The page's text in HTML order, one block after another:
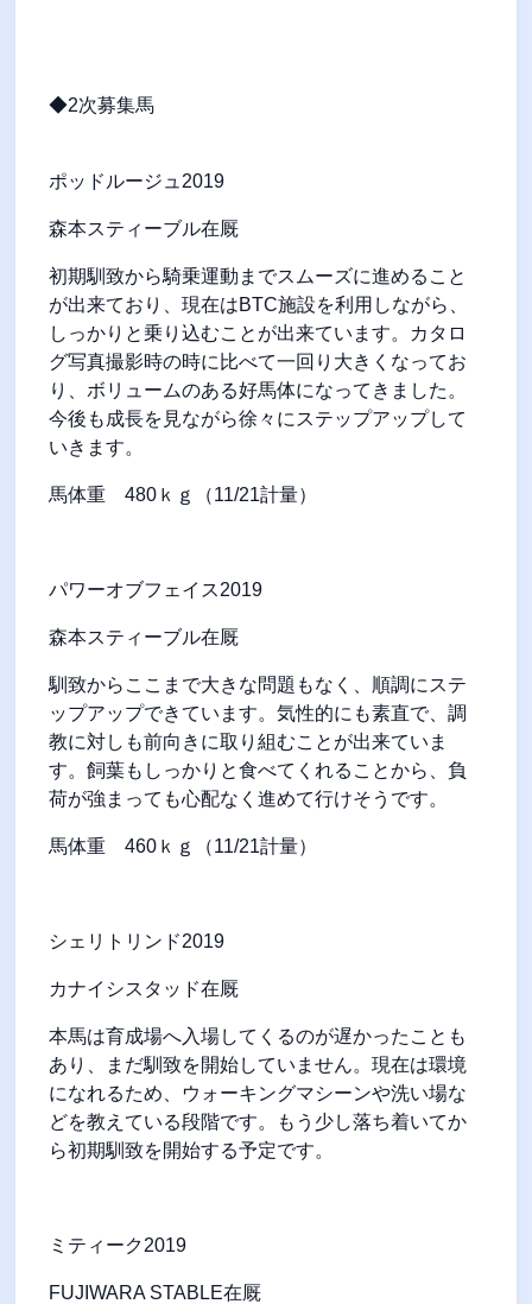
◆2次募集馬
ポッドルージュ 2019
森本スティーブル在厩
初期馴致から騎乗運動までスムーズに進めること
が出来ており、現在はBTC施設を利用しながら、
しっかりと乗り込むことが出来ています。カタロ
グ写真撮影時の時に比べて一回り大きくなってお
り、ボリュームのある好馬体になってきました。
今後も成長を見ながら徐々にステップアップして
いきます。
馬体重 480 ｋｇ（11/21計量）
パワーオブフェイス2019
森本スティーブル在厩
馴致からここまで大きな問題もなく、順調にステ
ップアップできています。気性的にも素直で、調
教に対しも前向きに取り組むことが出来ていま
す。飼葉もしっかりと食べてくれることから、負
荷が強まっても心配なく進めて行けそうです。
馬体重 460 ｋｇ（11/21計量）
シェリトリンド2019
カナイシスタッド在厩
本馬は育成場へ入場してくるのが遅かったことも
あり、まだ馴致を開始していません。現在は環境
になれるため、ウォーキングマシーンや洗い場な
どを教えている段階です。もう少し落ち着いてか
ら初期馴致を開始する予定です。
ミティーク2019
FUJIWARA STABLE在厩